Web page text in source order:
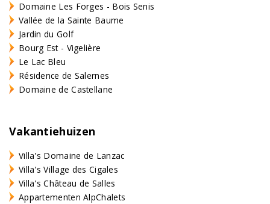
Domaine Les Forges - Bois Senis
Vallée de la Sainte Baume
Jardin du Golf
Bourg Est - Vigelière
Le Lac Bleu
Résidence de Salernes
Domaine de Castellane
Vakantiehuizen
Villa's Domaine de Lanzac
Villa's Village des Cigales
Villa's Château de Salles
Appartementen AlpChalets